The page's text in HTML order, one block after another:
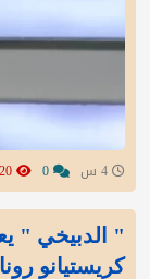
" الدبيخي "
كريستيانو